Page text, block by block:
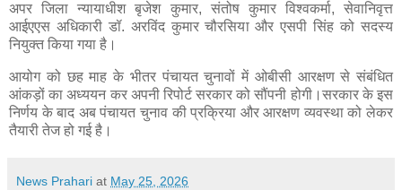
अपर जिला न्यायाधीश बृजेश कुमार, संतोष कुमार विश्वकर्मा, सेवानिवृत्त
आईएएस अधिकारी डॉ. अरविंद कुमार चौरसिया और एसपी सिंह को सदस्य
नियुक्त किया गया है।
आयोग को छह माह के भीतर पंचायत चुनावों में ओबीसी आरक्षण से संबंधित
आंकड़ों का अध्ययन कर अपनी रिपोर्ट सरकार को सौंपनी होगी।सरकार के इस
निर्णय के बाद अब पंचायत चुनाव की प्रक्रिया और आरक्षण व्यवस्था को लेकर
तैयारी तेज हो गई है।
News Prahari at May 25, 2026